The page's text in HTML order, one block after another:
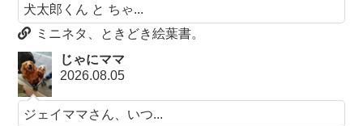
犬太郎くん と ちゃ...
ミニネタ、ときどき絵葉書。
じゃにママ
2026.08.05
ジェイママさん、いつ...